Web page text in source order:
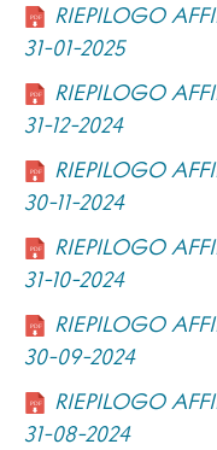
RIEPILOGO
31-01-2025
RIEPILOGO
31-12-2024
RIEPILOGO
30-11-2024
RIEPILOGO
31-10-2024
RIEPILOGO
30-09-2024
RIEPILOGO
31-08-2024